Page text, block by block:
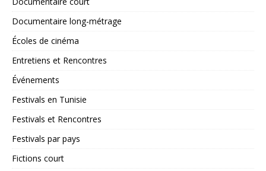
Documentaire long-métrage
Écoles de cinéma
Entretiens et Rencontres
Événements
Festivals en Tunisie
Festivals et Rencontres
Festivals par pays
Fictions court